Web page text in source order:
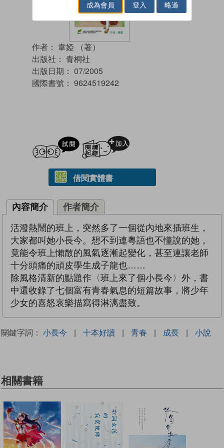
作者： 韋婭 （著）
出版社： 青桐社
出版日期： 07/2005
國際書號： 9624519242
試閲
借閱實體書
內容簡介 作者簡介
活潑熱鬧的班上，突然多了一個從內地來插班生，
大家都叫她小長今。想不到連粵語也不懂說的她，
竟能令班上懶散的風氣逐漸起變化，甚至連讓老師
十分頭痛的頑皮學生成子龍也……
除風格清新的點題作〈班上來了個小長今〉外，書
中還收錄了七個富有青春氣息的短篇故事，將少年
少女的喜怒哀樂描寫得淋漓盡致。
關鍵字詞： 小長今 | 十本好讀 | 青春 | 成長 | 小說
相關書籍
成為會員 登入 略過